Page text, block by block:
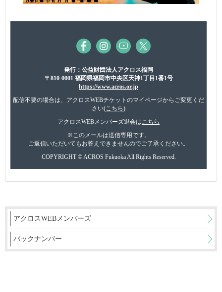
発行：公益財団法人アクロス福岡
〒810-0001 福岡県福岡市中央区天神1丁目1番1号
https://www.acros.or.jp
配信不要の場合は、アクロスWEBチケットのマイページからご変更くだ
さい(こちら)
アクロスWEBメンバーズ退会はこちら
※このメールは送信専用です。
ご返信いただいてもお答えできませんのでご了承ください。
COPYRIGHT © ACROS Fukuoka All Rights Reserved.
アクロスWEBメンバーズ
バックナンバー